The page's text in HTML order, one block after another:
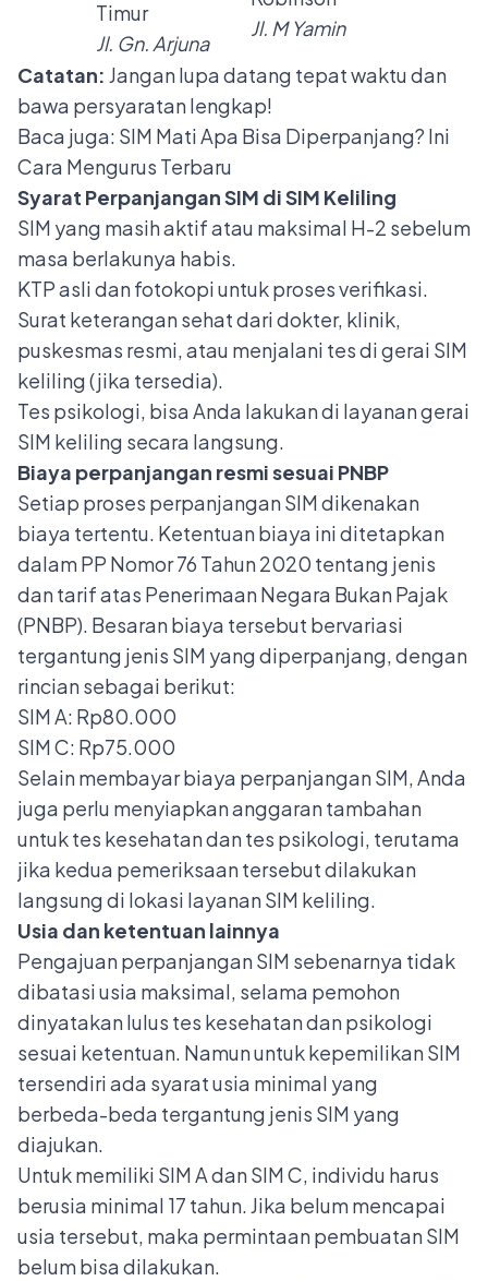
Timur
Jl. Gn. Arjuna
Jl. M Yamin
Catatan: Jangan lupa datang tepat waktu dan
bawa persyaratan lengkap!
Baca juga: SIM Mati Apa Bisa Diperpanjang? Ini
Cara Mengurus Terbaru
Syarat Perpanjangan SIM di SIM Keliling
SIM yang masih aktif atau maksimal H-2 sebelum
masa berlakunya habis.
KTP asli dan fotokopi untuk proses verifikasi.
Surat keterangan sehat dari dokter, klinik,
puskesmas resmi, atau menjalani tes di gerai SIM
keliling (jika tersedia).
Tes psikologi, bisa Anda lakukan di layanan gerai
SIM keliling secara langsung.
Biaya perpanjangan resmi sesuai PNBP
Setiap proses perpanjangan SIM dikenakan
biaya tertentu. Ketentuan biaya ini ditetapkan
dalam PP Nomor 76 Tahun 2020 tentang jenis
dan tarif atas Penerimaan Negara Bukan Pajak
(PNBP). Besaran biaya tersebut bervariasi
tergantung jenis SIM yang diperpanjang, dengan
rincian sebagai berikut:
SIM A: Rp80.000
SIM C: Rp75.000
Selain membayar biaya perpanjangan SIM, Anda
juga perlu menyiapkan anggaran tambahan
untuk tes kesehatan dan tes psikologi, terutama
jika kedua pemeriksaan tersebut dilakukan
langsung di lokasi layanan SIM keliling.
Usia dan ketentuan lainnya
Pengajuan perpanjangan SIM sebenarnya tidak
dibatasi usia maksimal, selama pemohon
dinyatakan lulus tes kesehatan dan psikologi
sesuai ketentuan. Namun untuk kepemilikan SIM
tersendiri ada syarat usia minimal yang
berbeda-beda tergantung jenis SIM yang
diajukan.
Untuk memiliki SIM A dan SIM C, individu harus
berusia minimal 17 tahun. Jika belum mencapai
usia tersebut, maka permintaanpembuatan SIM
belum bisa dilakukan.